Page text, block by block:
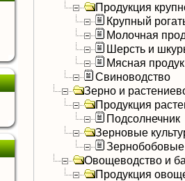
Продукция
Крупный
Молочная
Шерсть и
Мясная
Свиноводство
Зерно и
Продукция
Подсолнечник
Зерновые
Зернобобовые
Овощеводство и
Продукция